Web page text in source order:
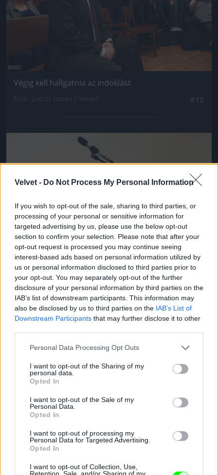
Velvet - Do Not Process My Personal Information
If you wish to opt-out of the sale, sharing to third parties, or
processing of your personal or sensitive information for
targeted advertising by us, please use the below opt-out
section to confirm your selection. Please note that after your
opt-out request is processed you may continue seeing
interest-based ads based on personal information utilized by
us or personal information disclosed to third parties prior to
your opt-out. You may separately opt-out of the further
disclosure of your personal information by third parties on the
IAB’s list of downstream participants. This information may
also be disclosed by us to third parties on the IAB’s List of
Downstream Participants that may further disclose it to other
Please note that this website/app uses one or more Google
not limited to your visit or usage behaviour. You may click to
grant or deny consent to Google and its third-party tags to
use your data for below specified purposes in below Google
consent section.
Personal Data Processing Opt Outs
I want to opt-out of the Sharing of my
personal data.
Opted In
I want to opt-out of the Sale of my
Personal Data.
Opted In
I want to opt-out of processing my
Personal Data for Targeted Advertising.
Opted In
I want to opt-out of Collection, Use,
Retention, Sale, and/or Sharing of my
Végig kell hallgatnia az indoklást
Jön még kép!
Minden operatőr és fotós Damu felé fordult
Fotó: Szécsi István / Velvet #13
Jön még kép!